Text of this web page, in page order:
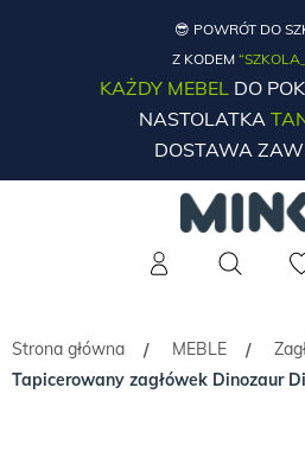
😎 POWRÓT DO
Z KODEM
KAŻDY MEBELDO
NASTOLATKA
DOSTAWA
Strona główna / MEBLE /
Tapicerowany zagłówek Dinozaur